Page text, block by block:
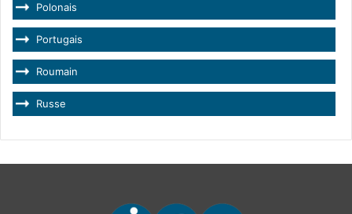
Polonais
Portugais
Roumain
Russe